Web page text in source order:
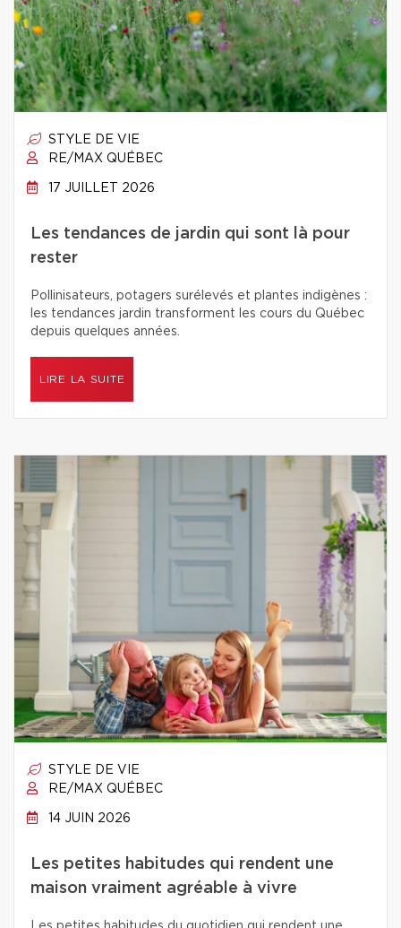
STYLE DE VIE
RE/MAX QUÉBEC
17 JUILLET 2026
Les tendances de jardin qui sont là pour
rester
Pollinisateurs, potagers surélevés et plantes indigènes :
les tendances jardin transforment les cours du Québec
depuis quelques années.
LIRE LA SUITE
STYLE DE VIE
RE/MAX QUÉBEC
14 JUIN 2026
Les petites habitudes qui rendent une
maison vraiment agréable à vivre